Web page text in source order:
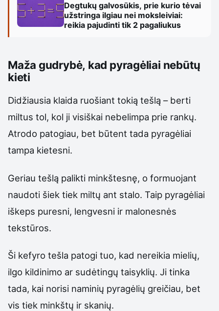
Degtukų galvosūkis, prie kurio tėvai
užstringa ilgiau nei moksleiviai:
reikia pajudinti tik 2 pagaliukus
Maža gudrybė, kad pyragėliai nebūtų
kieti
Didžiausia klaida ruošiant tokią tešlą – berti
miltus tol, kol ji visiškai nebelimpa prie rankų.
Atrodo patogiau, bet būtent tada pyragėliai
tampa kietesni.
Geriau tešlą palikti minkštesnę, o formuojant
naudoti šiek tiek miltų ant stalo. Taip pyragėliai
iškeps puresni, lengvesni ir malonesnės
tekstūros.
Ši kefyro tešla patogi tuo, kad nereikia mielių,
ilgo kildinimo ar sudėtingų taisyklių. Ji tinka
tada, kai norisi naminių pyragėlių greičiau, bet
vis tiek minkštų ir skanių.